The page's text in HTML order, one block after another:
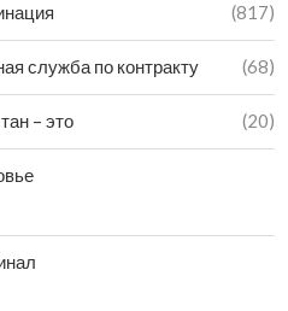
(817)
служба по контракту (68)
– это (20)